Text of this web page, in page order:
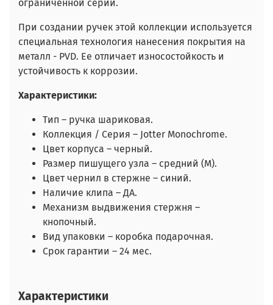
ограниченной серии.
При создании ручек этой коллекции используется
специальная технология нанесения покрытия на
металл - PVD. Ее отличает износостойкость и
устойчивость к коррозии.
Характеристики:
Тип – ручка шариковая.
Коллекция / Серия – Jotter Monochrome.
Цвет корпуса – черный.
Размер пишущего узла – средний (M).
Цвет чернил в стержне – синий.
Наличие клипа – ДА.
Механизм выдвижения стержня –
кнопочный.
Вид упаковки – коробка подарочная.
Срок гарантии – 24 мес.
Характеристики